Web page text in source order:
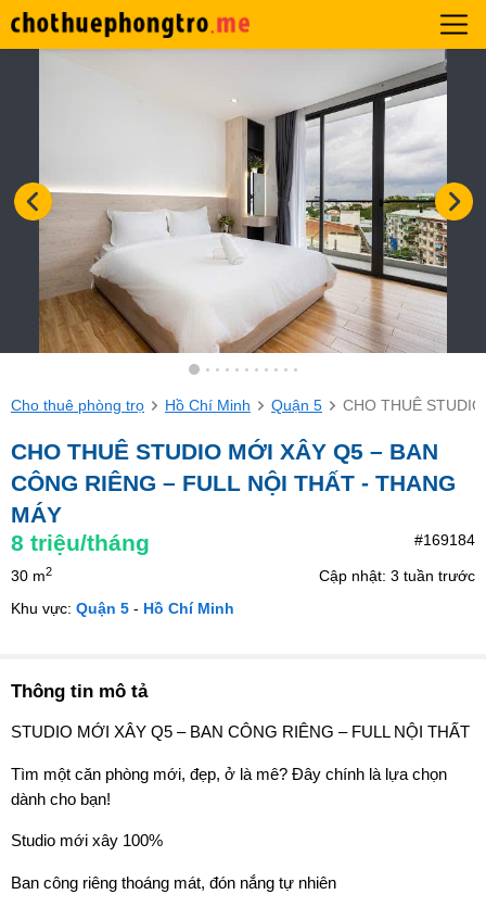
Cho thuê phòng trọ Hồ Chí Minh Quận 5 CHO THUÊ
CHO THUÊ STUDIO MỚI XÂY Q5 – BAN
CÔNG RIÊNG – FULL NỘI THẤT - THANG
MÁY
8 triệu/tháng #169184
30 m2
Cập nhật: 3 tuần trước
Khu vực: Quận 5 - Hồ Chí Minh
Thông tin mô tả
STUDIO MỚI XÂY Q5 – BAN CÔNG RIÊNG – FULL NỘI THẤT
Tìm một căn phòng mới, đẹp, ở là mê? Đây chính là lựa chọn
dành cho bạn!
Studio mới xây 100%
Ban công riêng thoáng mát, đón nắng tự nhiên